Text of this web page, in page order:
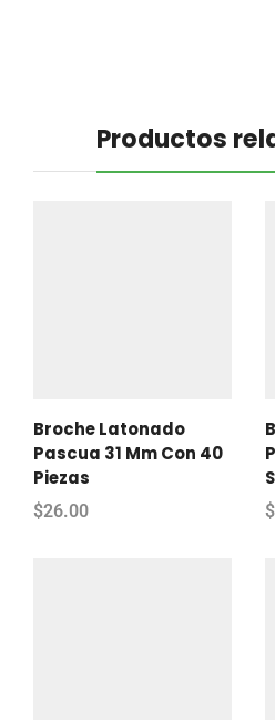
Productos
Broche Latonado
Pascua 31 Mm Con 40
Piezas
$26.00 $